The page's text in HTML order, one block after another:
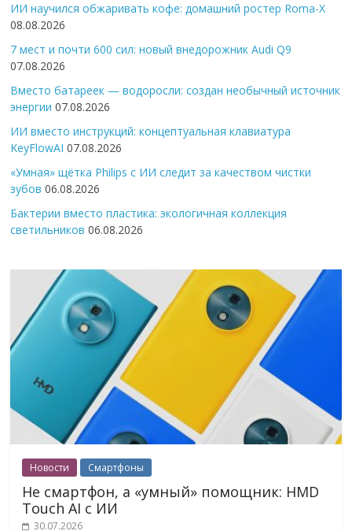
ИИ научился обжаривать кофе: домашний ростер Roma-X
08.08.2026
7 мест и почти 600 сил: новый внедорожник Audi Q9
07.08.2026
Вместо батареек — водоросли: создан необычный источник
энергии 07.08.2026
ИИ вместо инструкций: концептуальная клавиатура
KeyFlowAI 07.08.2026
«Умная» щётка Philips с ИИ следит за качеством чистки
зубов 06.08.2026
Бактерии вместо пластика: экологичная коллекция
светильников 06.08.2026
Новости Смартфоны
Не смартфон, а «умный» помощник: HMD
Touch AI с ИИ
30.07.2026